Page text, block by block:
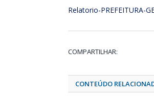
Relatorio-PREFEITURA-
COMPARTILHAR:
CONTEÚDO